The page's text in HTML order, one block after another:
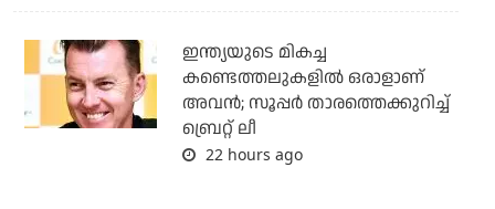
ഇന്ത്യയുടെ മികച്ച
കണ്ടെത്തലുകളില്‍ ഒരാളാണ്
അവന്‍; സൂപ്പര്‍ താരത്തെക്കുറിച്ച്
ബ്രെറ്റ് ലീ
22 hours ago